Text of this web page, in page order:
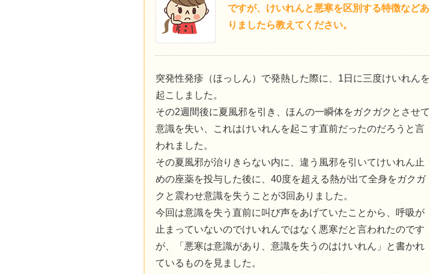
ですが、けいれんと悪寒を区別する特徴などあ
りましたら教えてください。
突発性発疹（ほっしん）で発熱した際に、1日に三度けいれんを
起こしました。
その2週間後に夏風邪を引き、ほんの一瞬体をガクガクとさせて
意識を失い、これはけいれんを起こす直前だったのだろうと言
われました。
その夏風邪が治りきらない内に、違う風邪を引いてけいれん止
めの座薬を投与した後に、40度を超える熱が出て全身をガクガ
クと震わせ意識を失うことが3回ありました。
今回は意識を失う直前に叫び声をあげていたことから、呼吸が
止まっていないのでけいれんではなく悪寒だと言われたのです
が、「悪寒は意識があり、意識を失うのはけいれん」と書かれ
ているものを見ました。